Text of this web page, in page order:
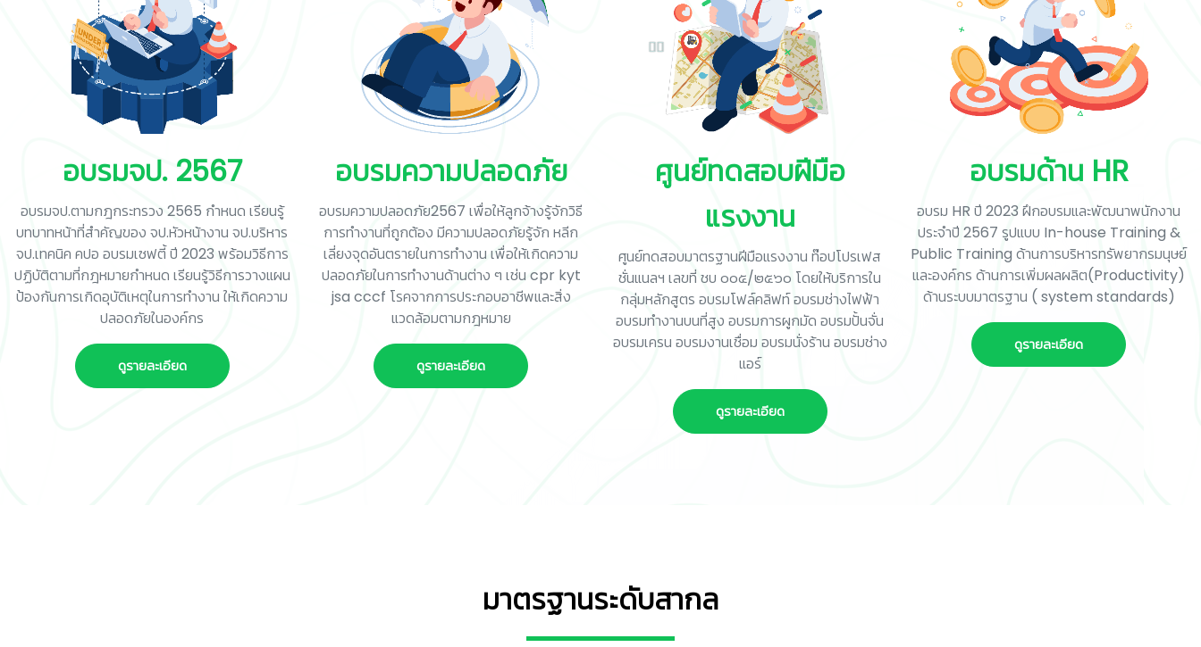
อบรมจป. 2567
อบรมจป.ตามกฎกระทรวง 2565 กำหนด เรียนรู้
บทบาทหน้าที่สำคัญของ จป.หัวหน้างาน จป.บริหาร
จป.เทคนิค คปอ อบรมเซฟตี้ ปี 2023 พร้อมวิธีการ
ปฏิบัติตามที่กฎหมายกำหนด เรียนรู้วิธีการวางแผน
ป้องกันการเกิดอุบัติเหตุในการทำงาน ให้เกิดความ
ปลอดภัยในองค์กร
ดูรายละเอียด
อบรมความปลอดภัย
อบรมความปลอดภัย2567 เพื่อให้ลูกจ้างรู้จักวิธี
การทำงานที่ถูกต้อง มีความปลอดภัยรู้จัก หลีก
เลี่ยงจุดอันตรายในการทำงาน เพื่อให้เกิดความ
ปลอดภัยในการทำงานด้านต่าง ๆ เช่น cpr kyt
jsa cccf โรคจากการประกอบอาชีพและสิ่ง
แวดล้อมตามกฎหมาย
ดูรายละเอียด
ศูนย์ทดสอบฝีมือ
แรงงาน
ศูนย์ทดสอบมาตรฐานฝีมือแรงงาน ท๊อปโปรเฟส
ชั่นแนลฯ เลขที่ ชบ ๐๐๕/๒๕๖๐ โดยให้บริการใน
กลุ่มหลักสูตร อบรมโฟล์คลิฟท์ อบรมช่างไฟฟ้า
อบรมทำงานบนที่สูง อบรมการผูกมัด อบรมปั้นจั่น
อบรมเครน อบรมงานเชื่อม อบรมนั่งร้าน อบรมช่าง
แอร์
ดูรายละเอียด
อบรมด้าน HR
อบรม HR ปี 2023 ฝึกอบรมและพัฒนาพนักงาน
ประจำปี 2567 รูปแบบ In-house Training &
Public Training ด้านการบริหารทรัพยากรมนุษย์
และองค์กร ด้านการเพิ่มผลผลิต(Productivity)
ด้านระบบมาตรฐาน ( system standards)
ดูรายละเอียด
มาตรฐานระดับสากล